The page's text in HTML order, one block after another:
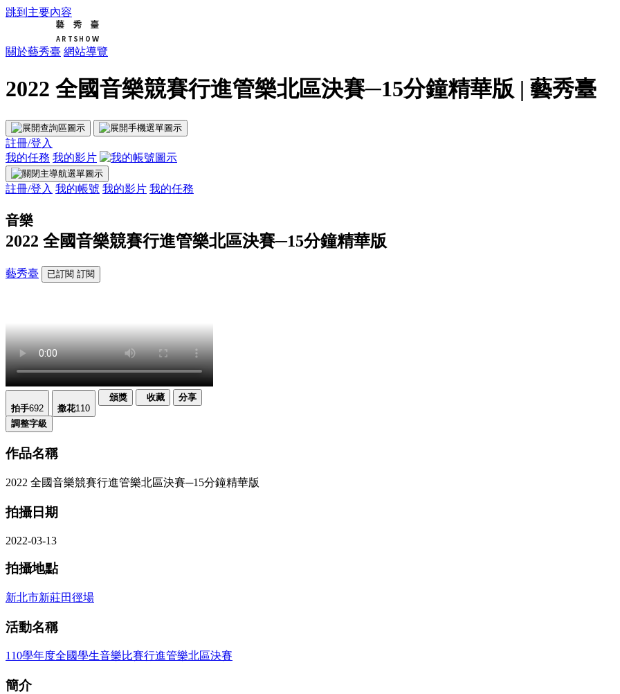
跳到主要內容
關於藝秀臺 網站導覽
2022 全國音樂競賽行進管樂北區決賽─15分鐘精華版 | 藝秀臺
註冊/登入
我的任務 我的影片
註冊/登入 我的帳號 我的影片 我的任務
音樂
2022 全國音樂競賽行進管樂北區決賽─15分鐘精華版
藝秀臺 已訂閱 訂閱
拍手692 撒花110
頒獎 收藏 分享
調整字級
作品名稱
2022 全國音樂競賽行進管樂北區決賽─15分鐘精華版
拍攝日期
2022-03-13
拍攝地點
新北市新莊田徑場
活動名稱
110學年度全國學生音樂比賽行進管樂北區決賽
簡介